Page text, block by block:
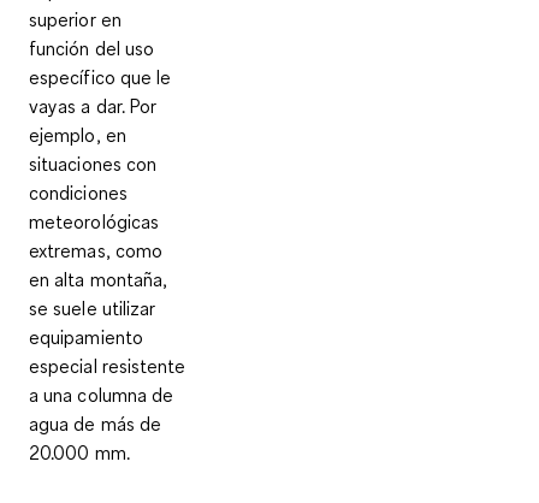
superior en
función del uso
específico que le
vayas a dar. Por
ejemplo, en
situaciones con
condiciones
meteorológicas
extremas, como
en alta montaña,
se suele utilizar
equipamiento
especial resistente
a una columna de
agua de más de
20.000 mm.